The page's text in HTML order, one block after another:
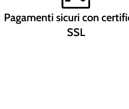
Pagamenti sicuri con
SSL